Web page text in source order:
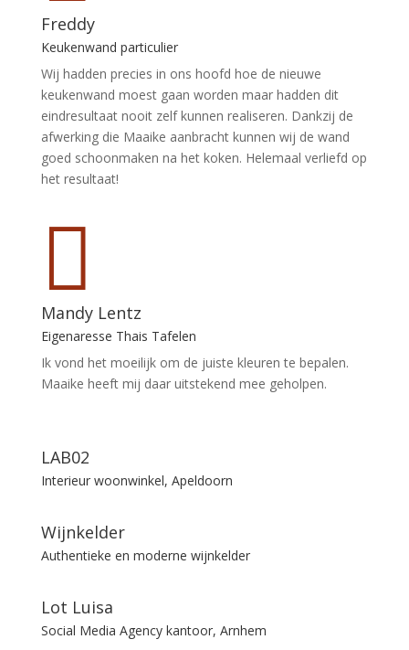
Freddy
Keukenwand particulier
Wij hadden precies in ons hoofd hoe de nieuwe
keukenwand moest gaan worden maar hadden dit
eindresultaat nooit zelf kunnen realiseren. Dankzij de
afwerking die Maaike aanbracht kunnen wij de wand
goed schoonmaken na het koken. Helemaal verliefd op
het resultaat!

Mandy Lentz
Eigenaresse Thais Tafelen
Ik vond het moeilijk om de juiste kleuren te bepalen.
Maaike heeft mij daar uitstekend mee geholpen.
LAB02
Interieur woonwinkel, Apeldoorn
Wijnkelder
Authentieke en moderne wijnkelder
Lot Luisa
Social Media Agency kantoor, Arnhem